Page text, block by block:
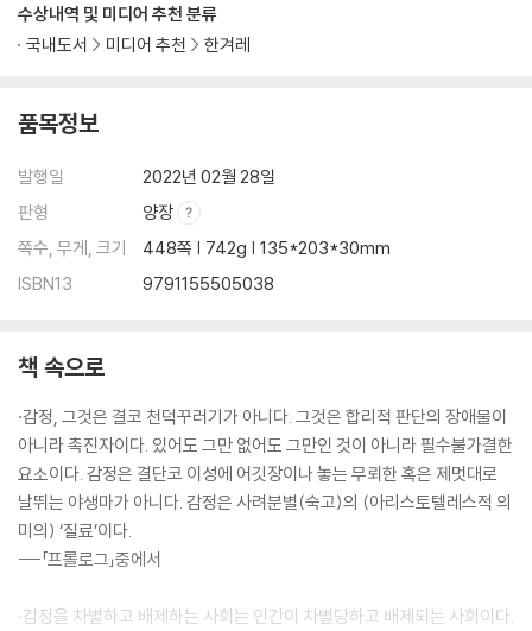
토포스｜판단과 감정의 엇박자
제9장 공적연설과 비극의 공통분모
비극적 감정 유발방법의 강구가 ??시학??의 과제이다
제10장 비극과 감정
비극의 정의와 카타르시스에 얽힌 여러 물음｜어째서 하필이면 연민과 공
타르시스, 의료처치 같은 것인가｜카타르시스, 비극적 감정의 고통
개념 정리
영혼｜질료형상합성설｜프락시스｜아레테｜성격(?thos)과 습관(eth
os)｜고상함｜공적연설｜토포스｜비극의 구성요소
에필로그
주ㆍ참고문헌ㆍ찾아보기
수상내역 및 미디어 추천 분류
국내도서
미디어 추천 한겨레
품목정보
발행일
2022년 02월 28일
판형
양장
쪽수, 무게, 크기
448쪽 | 742g | 135*203*30mm
ISBN13
9791155505038
책 속으로
·감정, 그것은 결코 천덕꾸러기가 아니다. 그것은 합리적 판단의 장애물이
아니라 촉진자이다. 있어도 그만 없어도 그만인 것이 아니라 필수불가결한
요소이다. 감정은 결단코 이성에 어깃장이나 놓는 무뢰한 혹은 제멋대로
날뛰는 야생마가 아니다. 감정은 사려분별(숙고)의 (아리스토텔레스적 의
미의) ‘질료’이다.
---「프롤로그」중에서
·감정을 차별하고 배제하는 사회는 인간이 차별당하고 배제되는 사회이다.